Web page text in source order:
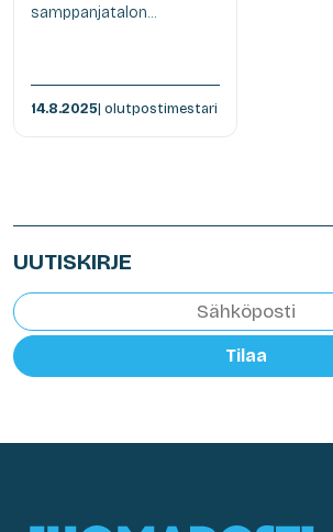
samppanjatalon...
14.8.2025| olutpostimestari
UUTISKIRJE
Tilaa